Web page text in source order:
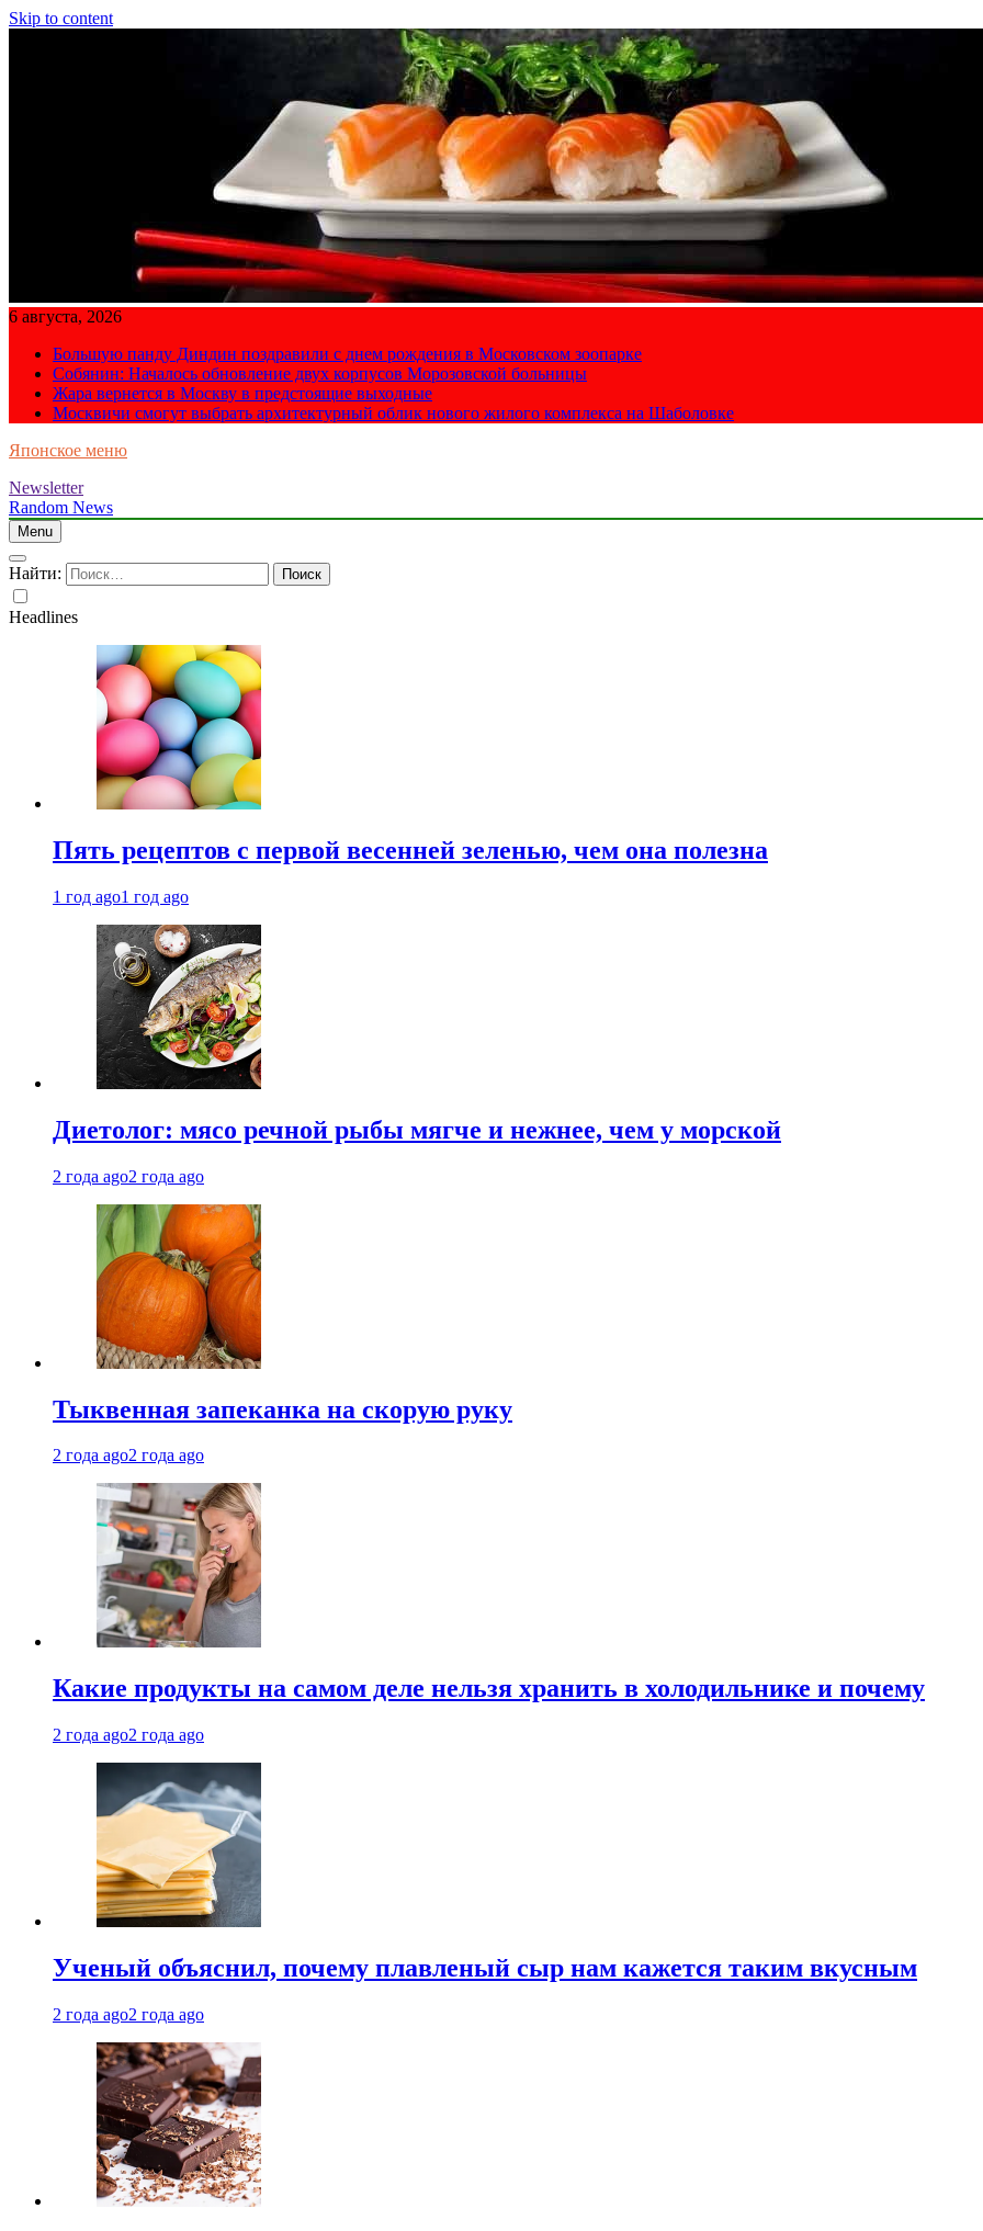
Skip to content
6 августа, 2026
Большую панду Диндин поздравили с днем рождения в Московском зоопарке
Собянин: Началось обновление двух корпусов Морозовской больницы
Жара вернется в Москву в предстоящие выходные
Москвичи смогут выбрать архитектурный облик нового жилого комплекса на Шаболовке
Японское меню
Newsletter
Random News
Menu
Найти:
Headlines
Пять рецептов с первой весенней зеленью, чем она полезна
1 год ago1 год ago
Диетолог: мясо речной рыбы мягче и нежнее, чем у морской
2 года ago2 года ago
Тыквенная запеканка на скорую руку
2 года ago2 года ago
Какие продукты на самом деле нельзя хранить в холодильнике и почему
2 года ago2 года ago
Ученый объяснил, почему плавленый сыр нам кажется таким вкусным
2 года ago2 года ago